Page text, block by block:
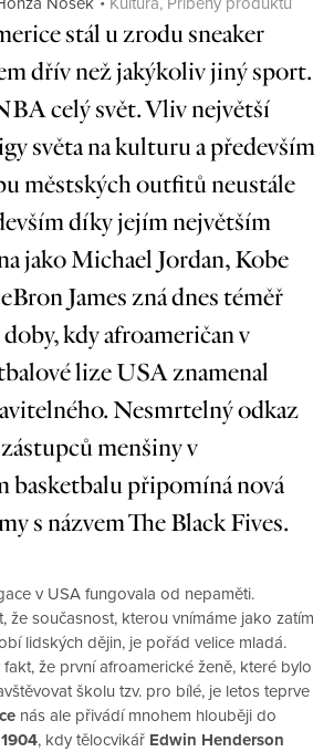
stál u zrodu sneaker
dřív než jakýkoliv jiný sport.
celý svět. Vliv největší
světa na kulturu a především
městských outfitů neustále
díky jejím největším
jako Michael Jordan, Kobe
James zná dnes téměř
kdy afroameričan v
lize USA znamenal
Nesmrtelný odkaz
menšiny v
basketbalu připomíná nová
s názvem The Black Fives.
v USA fungovala od nepaměti.
že současnost, kterou vnímáme jako zatím
lidských dějin, je pořád velice mladá.
že první afroamerické ženě, které bylo
školu tzv. pro bílé, je letos teprve
nás ale přivádí mnohem hlouběji do
, kdy tělocvikář Edwin Henderson